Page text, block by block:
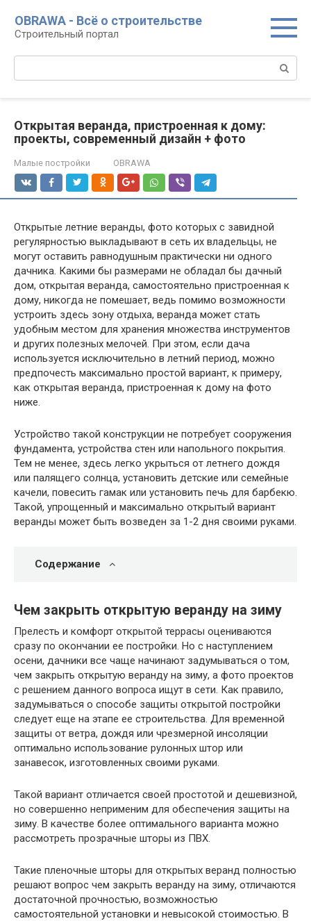
контенту
OBRAWA - Всё о строительстве
Строительный портал
Открытая веранда, пристроенная к дому:
проекты, современный дизайн + фото
Малые постройки OBRAWA
Открытые летние веранды, фото которых с завидной
регулярностью выкладывают в сеть их владельцы, не
могут оставить равнодушным практически ни одного
дачника. Какими бы размерами не обладал бы дачный
дом, открытая веранда, самостоятельно пристроенная к
дому, никогда не помешает, ведь помимо возможности
устроить здесь зону отдыха, веранда может стать
удобным местом для хранения множества инструментов
и других полезных мелочей. При этом, если дача
используется исключительно в летний период, можно
предпочесть максимально простой вариант, к примеру,
как открытая веранда, пристроенная к дому на фото
ниже.
Устройство такой конструкции не потребует сооружения
фундамента, устройства стен или напольного покрытия.
Тем не менее, здесь легко укрыться от летнего дождя
или палящего солнца, установить детские или семейные
качели, повесить гамак или установить печь для барбекю.
Такой, упрощенный и максимально открытый вариант
веранды может быть возведен за 1-2 дня своими руками.
Содержание
Чем закрыть открытую веранду на зиму
Прелесть и комфорт открытой террасы оцениваются
сразу по окончании ее постройки. Но с наступлением
осени, дачники все чаще начинают задумываться о том,
чем закрыть открытую веранду на зиму, а фото проектов
с решением данного вопроса ищут в сети. Как правило,
задумываться о способе защиты открытой постройки
следует еще на этапе ее строительства. Для временной
защиты от ветра, дождя или чрезмерной инсоляции
оптимально использование рулонных штор или
занавесок, изготовленных своими руками.
Такой вариант отличается своей простотой и дешевизной,
но совершенно неприменим для обеспечения защиты на
зиму. В качестве более оптимального варианта можно
рассмотреть прозрачные шторы из ПВХ.
Такие пленочные шторы для открытых веранд полностью
решают вопрос чем закрыть веранду на зиму, отличаются
достаточной прочностью, возможностью
самостоятельной установки и невысокой стоимостью. В